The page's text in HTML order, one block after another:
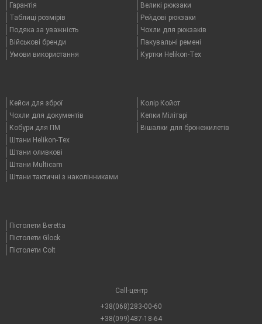
Гарантія
Таблицi розмірів
Подяка за уважність
Військові бренди
Умови використання
Великі рюкзаки
Рейдові рюкзаки
Чохли для рюкзаків
Пакувальні ремені
Куртки Helikon-Tex
Кейси для зброї
Чохли для документів
Кобури для ПМ
Штани Helikon-Tex
Штани оливкові
Штани Multicam
Штани тактичні з наколінниками
Колір Койот
Кепки Мілітарі
Вішалки для бронежилетів
Пістолети Beretta
Пістолети Glock
Пістолети Colt
Call-центр
+38(068)283-00-60
+38(099)487-18-64